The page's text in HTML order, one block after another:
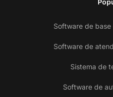
Software de
Software de
Sistema de
Software de